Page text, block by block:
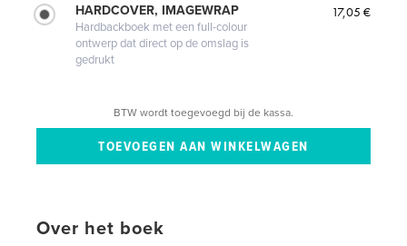
HARDCOVER, IMAGEWRAP
Hardbackboek met een full-colour
ontwerp dat direct op de omslag is
gedrukt
17,05 €
BTW wordt toegevoegd bij de kassa.
Over het boek